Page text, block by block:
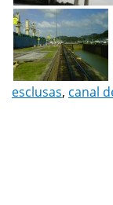
esclusas, canal